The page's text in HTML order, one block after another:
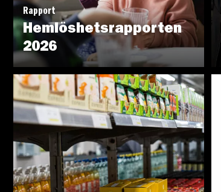
Rapport
Hemlöshetsrapporten
2026